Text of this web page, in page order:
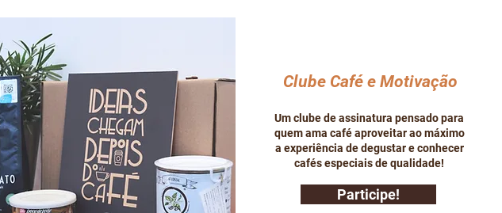
Clube Café e Motivação
Um clube de assinatura pensado para
quem ama café aproveitar ao máximo
a experiência de degustar e conhecer
cafés especiais de qualidade!
Participe!